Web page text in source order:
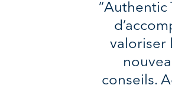
”Authentic
valoriser
conseils.